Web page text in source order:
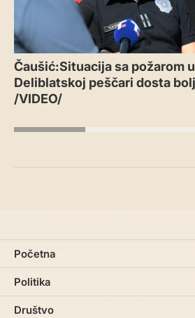
Čaušić:Situacija sa požarom u
Deliblatskoj peščari dosta
/VIDEO/
Početna
Politika
Društvo